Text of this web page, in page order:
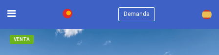
Demanda ×
VENTA